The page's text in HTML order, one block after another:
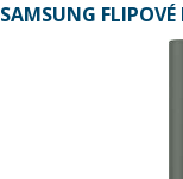
SAMSUNG